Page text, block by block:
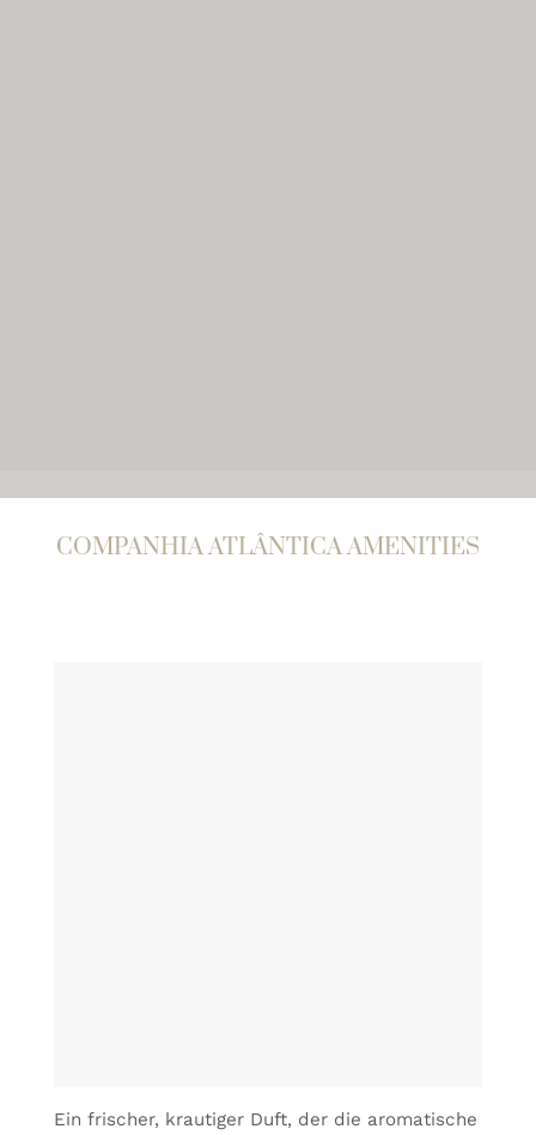
COMPANHIA ATLÂNTICA AMENITIES
Ein frischer, krautiger Duft, der die aromatische